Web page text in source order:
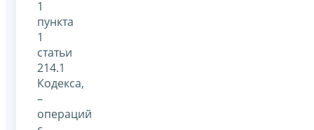
1
пункта
1
статьи
214.1
Кодекса,
–
операций